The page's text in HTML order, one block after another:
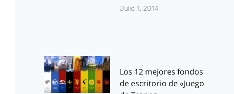
Julio 1, 2014
Los 12 mejores fondos
de escritorio de «Juego